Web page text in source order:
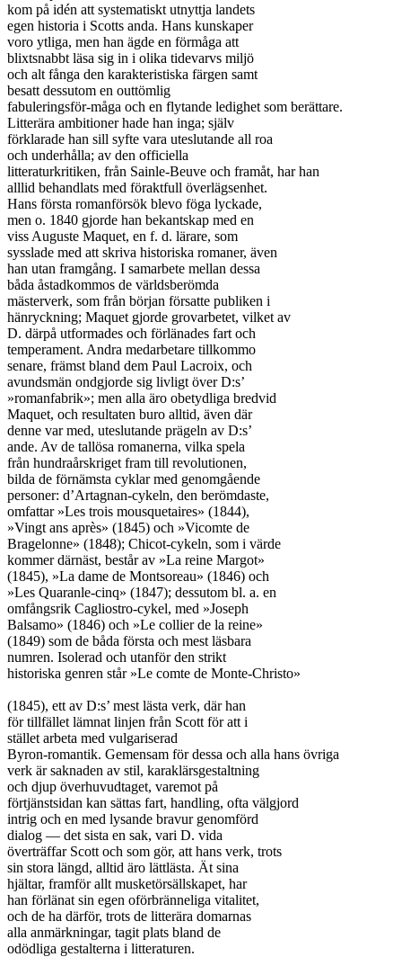
kom på idén att systematiskt utnyttja landets
egen historia i Scotts anda. Hans kunskaper
voro ytliga, men han ägde en förmåga att
blixtsnabbt läsa sig in i olika tidevarvs miljö
och alt fånga den karakteristiska färgen samt
besatt dessutom en outtömlig
fabuleringsför-måga och en flytande ledighet som berättare.
Litterära ambitioner hade han inga; själv
förklarade han sill syfte vara uteslutande all roa
och underhålla; av den officiella
litteraturkritiken, från Sainle-Beuve och framåt, har han
alllid behandlats med föraktfull överlägsenhet.
Hans första romanförsök blevo föga lyckade,
men o. 1840 gjorde han bekantskap med en
viss Auguste Maquet, en f. d. lärare, som
sysslade med att skriva historiska romaner, även
han utan framgång. I samarbete mellan dessa
båda åstadkommos de världsberömda
mästerverk, som från början försatte publiken i
hänryckning; Maquet gjorde grovarbetet, vilket av
D. därpå utformades och förlänades fart och
temperament. Andra medarbetare tillkommo
senare, främst bland dem Paul Lacroix, och
avundsmän ondgjorde sig livligt över D:s’
»romanfabrik»; men alla äro obetydliga bredvid
Maquet, och resultaten buro alltid, även där
denne var med, uteslutande prägeln av D:s’
ande. Av de tallösa romanerna, vilka spela
från hundraårskriget fram till revolutionen,
bilda de förnämsta cyklar med genomgående
personer: d’Artagnan-cykeln, den berömdaste,
omfattar »Les trois mousquetaires» (1844),
»Vingt ans après» (1845) och »Vicomte de
Bragelonne» (1848); Chicot-cykeln, som i värde
kommer därnäst, består av »La reine Margot»
(1845), »La dame de Montsoreau» (1846) och
»Les Quaranle-cinq» (1847); dessutom bl. a. en
omfångsrik Cagliostro-cykel, med »Joseph
Balsamo» (1846) och »Le collier de la reine»
(1849) som de båda första och mest läsbara
numren. Isolerad och utanför den strikt
historiska genren står »Le comte de Monte-Christo»
(1845), ett av D:s’ mest lästa verk, där han
för tillfället lämnat linjen från Scott för att i
stället arbeta med vulgariserad
Byron-romantik. Gemensam för dessa och alla hans övriga
verk är saknaden av stil, karaklärsgestaltning
och djup överhuvudtaget, varemot på
förtjänstsidan kan sättas fart, handling, ofta välgjord
intrig och en med lysande bravur genomförd
dialog — det sista en sak, vari D. vida
överträffar Scott och som gör, att hans verk, trots
sin stora längd, alltid äro lättlästa. Ät sina
hjältar, framför allt musketörsällskapet, har
han förlänat sin egen oförbränneliga vitalitet,
och de ha därför, trots de litterära domarnas
alla anmärkningar, tagit plats bland de
odödliga gestalterna i litteraturen.